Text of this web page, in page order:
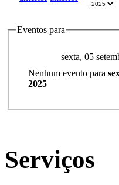
Eventos para
sexta, 05
Nenhum evento para
2025
Serviços